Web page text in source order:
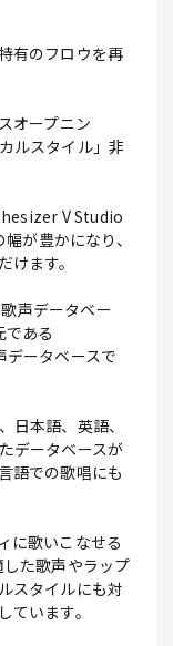
有のフロウを再
オープニン
ルスタイル」非
V Studio
が豊かになり、
ます。
声データベー
ある
ータベースで
日本語、英語、
データベースが
語での歌唱にも
に歌いこなせる
た歌声やラップ
スタイルにも対
います。